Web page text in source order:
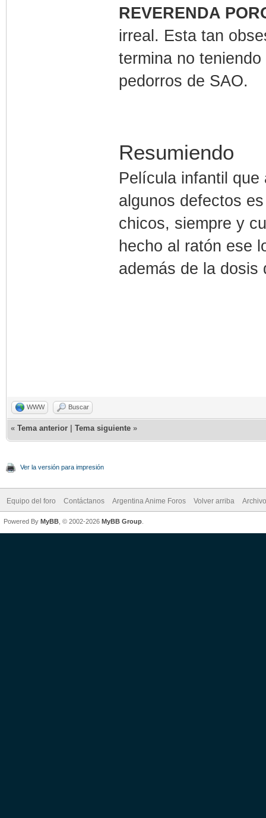
REVERENDA
irreal. Esta tan
termina no
pedorros de SAO.
Resumiendo
Película infantil
algunos defectos
chicos, siempre y
hecho al ratón ese
además de la dosis
WWW Buscar
« Tema anterior Tema siguiente »
Ver la versión para impresión
Equipo del foro Contáctanos Argentina Anime Foros Volver arriba
Powered By MyBB , © 2002-2026 MyBB Group